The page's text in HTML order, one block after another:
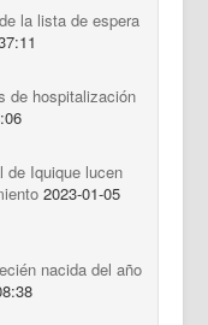
la lista de espera
de hospitalización
de Iquique lucen
2023-01-05
nacida del año